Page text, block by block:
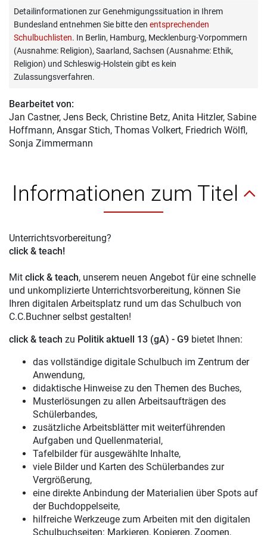
Detailinformationen zur Genehmigungssituation in Ihrem
Bundesland entnehmen Sie bitte den entsprechenden
Schulbuchlisten. In Berlin, Hamburg, Mecklenburg-Vorpommern
(Ausnahme: Religion), Saarland, Sachsen (Ausnahme: Ethik,
Religion) und Schleswig-Holstein gibt es kein
Zulassungsverfahren.
Bearbeitet von:
Jan Castner, Jens Beck, Christine Betz, Anita Hitzler, Sabine
Hoffmann, Ansgar Stich, Thomas Volkert, Friedrich Wölfl,
Sonja Zimmermann
Informationen zum Titel
Unterrichtsvorbereitung?
click & teach!
Mit click & teach, unserem neuen Angebot für eine schnelle
und unkomplizierte Unterrichtsvorbereitung, können Sie
Ihren digitalen Arbeitsplatz rund um das Schulbuch von
C.C.Buchner selbst gestalten!
click & teach zu Politik aktuell 13 (gA) - G9 bietet Ihnen:
das vollständige digitale Schulbuch im Zentrum der
Anwendung,
didaktische Hinweise zu den Themen des Buches,
Musterlösungen zu allen Arbeitsaufträgen des
Schülerbandes,
zusätzliche Arbeitsblätter mit weiterführenden
Aufgaben und Quellenmaterial,
Tafelbilder für ausgewählte Inhalte,
viele Bilder und Karten des Schülerbandes zur
Vergrößerung,
eine direkte Anbindung der Materialien über Spots auf
der Buchdoppelseite,
hilfreiche Werkzeuge zum Arbeiten mit den digitalen
Schulbuchseiten: Markieren, Kopieren, Zoomen,